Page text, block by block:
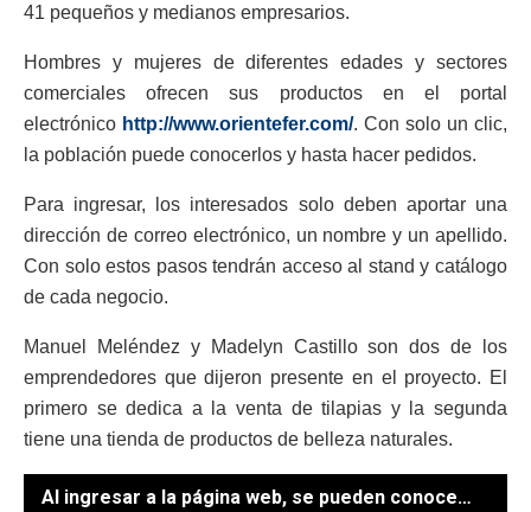
41 pequeños y medianos empresarios.
Hombres y mujeres de diferentes edades y sectores
comerciales ofrecen sus productos en el portal
electrónico http://www.orientefer.com/. Con solo un clic,
la población puede conocerlos y hasta hacer pedidos.
Para ingresar, los interesados solo deben aportar una
dirección de correo electrónico, un nombre y un apellido.
Con solo estos pasos tendrán acceso al stand y catálogo
de cada negocio.
Manuel Meléndez y Madelyn Castillo son dos de los
emprendedores que dijeron presente en el proyecto. El
primero se dedica a la venta de tilapias y la segunda
tiene una tienda de productos de belleza naturales.
Al ingresar a la página web, se pueden conocer los productos de cada emprendedor. /Capturas de pantalla